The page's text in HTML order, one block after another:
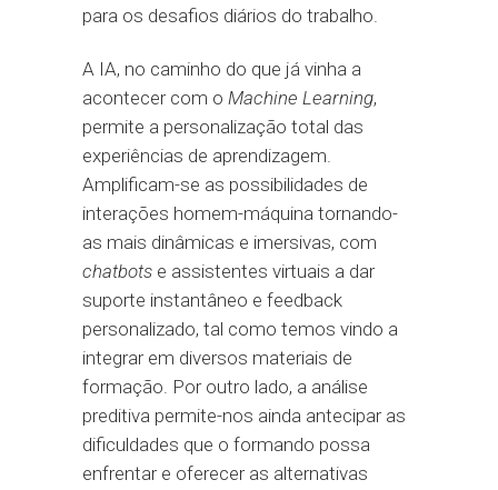
para os desafios diários do trabalho.
A IA, no caminho do que já vinha a
acontecer com o Machine Learning,
permite a personalização total das
experiências de aprendizagem.
Amplificam-se as possibilidades de
interações homem-máquina tornando-
as mais dinâmicas e imersivas, com
chatbots e assistentes virtuais a dar
suporte instantâneo e feedback
personalizado, tal como temos vindo a
integrar em diversos materiais de
formação. Por outro lado, a análise
preditiva permite-nos ainda antecipar as
dificuldades que o formando possa
enfrentar e oferecer as alternativas